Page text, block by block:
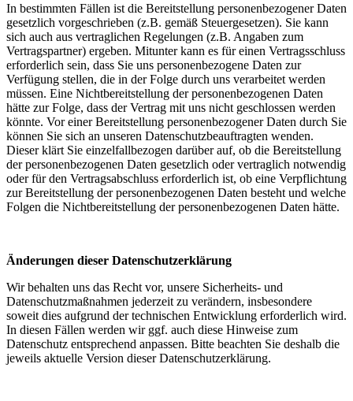
In bestimmten Fällen ist die Bereitstellung personenbezogener Daten
gesetzlich vorgeschrieben (z.B. gemäß Steuergesetzen). Sie kann
sich auch aus vertraglichen Regelungen (z.B. Angaben zum
Vertragspartner) ergeben. Mitunter kann es für einen Vertragsschluss
erforderlich sein, dass Sie uns personenbezogene Daten zur
Verfügung stellen, die in der Folge durch uns verarbeitet werden
müssen. Eine Nichtbereitstellung der personenbezogenen Daten
hätte zur Folge, dass der Vertrag mit uns nicht geschlossen werden
könnte. Vor einer Bereitstellung personenbezogener Daten durch Sie
können Sie sich an unseren Datenschutzbeauftragten wenden.
Dieser klärt Sie einzelfallbezogen darüber auf, ob die Bereitstellung
der personenbezogenen Daten gesetzlich oder vertraglich notwendig
oder für den Vertragsabschluss erforderlich ist, ob eine Verpflichtung
zur Bereitstellung der personenbezogenen Daten besteht und welche
Folgen die Nichtbereitstellung der personenbezogenen Daten hätte.
Änderungen dieser Datenschutzerklärung
Wir behalten uns das Recht vor, unsere Sicherheits- und
Datenschutzmaßnahmen jederzeit zu verändern, insbesondere
soweit dies aufgrund der technischen Entwicklung erforderlich wird.
In diesen Fällen werden wir ggf. auch diese Hinweise zum
Datenschutz entsprechend anpassen. Bitte beachten Sie deshalb die
jeweils aktuelle Version dieser Datenschutzerklärung.